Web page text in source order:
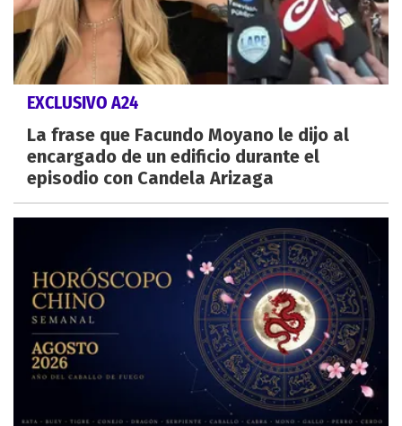
EXCLUSIVO A24
La frase que Facundo Moyano le dijo al
encargado de un edificio durante el
episodio con Candela Arizaga